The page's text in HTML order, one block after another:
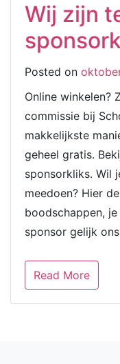
Wij zijn
Posted on
Online winkelen?
commissie bij
makkelijkste
geheel gratis.
sponsorkliks. Wil
meedoen? Hier
boodschappen,
sponsor gelijk
Read More